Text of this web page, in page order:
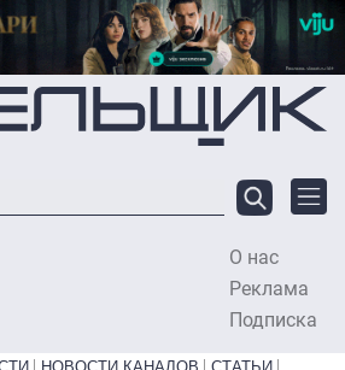
содержанию
О нас
Реклама
Подписка